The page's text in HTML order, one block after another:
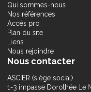
Qui sommes-nous
Nos références
Accès pro
Plan du site
Liens
Nous rejoindre
Nous contacter
ASCIER (siège social)
1-3 impasse Dorothée Le